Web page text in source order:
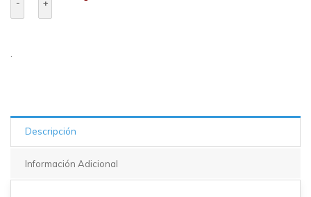
Descripción
Información Adicional